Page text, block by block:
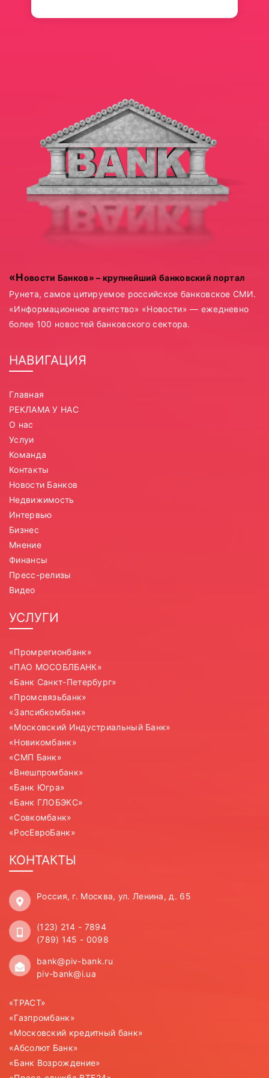
«Новости Банков» – крупнейший банковский портал
Рунета, самое цитируемое российское банковское СМИ.
«Информационное агентство» «Новости» — ежедневно
более 100 новостей банковского сектора.
НАВИГАЦИЯ
Главная
РЕКЛАМА У НАС
О нас
Услуи
Команда
Контакты
Новости Банков
Недвижимость
Интервью
Бизнес
Мнение
Финансы
Пресс-релизы
Видео
УСЛУГИ
«Промрегионбанк»
«ПАО МОСОБЛБАНК»
«Банк Санкт-Петербург»
«Промсвязьбанк»
«Запсибкомбанк»
«Московский Индустриальный Банк»
«Новикомбанк»
«СМП Банк»
«Внешпромбанк»
«Банк Югра»
«Банк ГЛОБЭКС»
«Совкомбанк»
«РосЕвроБанк»
КОНТАКТЫ
Россия, г. Москва, ул. Ленина, д. 65
(123) 214 - 7894
(789) 145 - 0098
bank@piv-bank.ru
piv-bank@i.ua
«ТРАСТ»
«Газпромбанк»
«Московский кредитный банк»
«Абсолют Банк»
«Банк Возрождение»